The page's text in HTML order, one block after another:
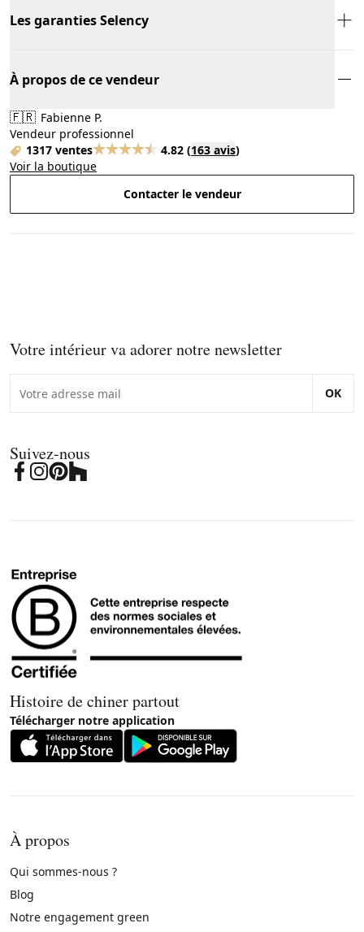
Les garanties Selency
À propos de ce vendeur
🇫🇷 Fabienne P.
Vendeur professionnel
1317 ventes
4.82 (163 avis)
Voir la boutique
Contacter le vendeur
Votre intérieur va adorer notre newsletter
OK
Suivez-nous
Histoire de chiner partout
Télécharger notre application
À propos
Qui sommes-nous ?
Blog
Notre engagement green